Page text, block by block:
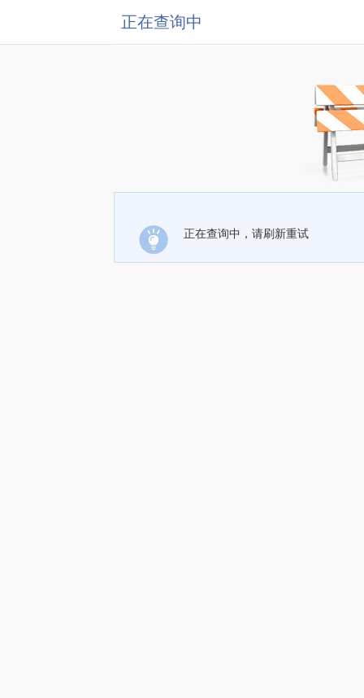
正在查询中
正在查询中，请刷新重试